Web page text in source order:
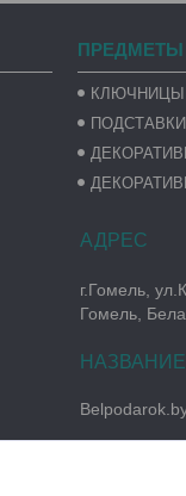
ПРЕДМЕТЫ
КЛЮЧНИЦЫ
г.Гомель,
Гомель,